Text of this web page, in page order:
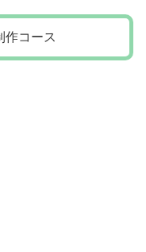
コース